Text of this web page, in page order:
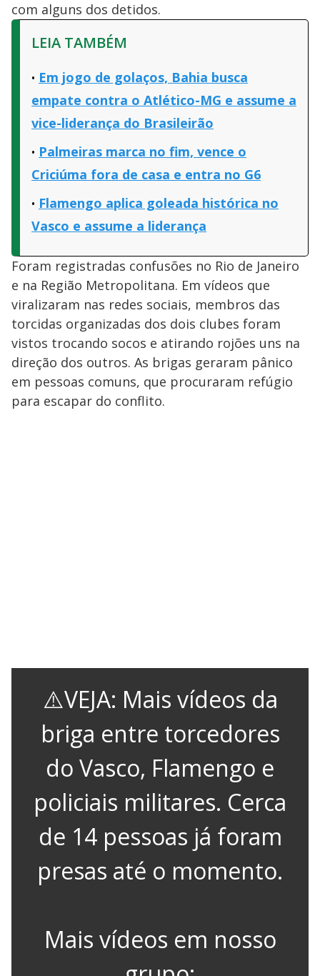
com alguns dos detidos.
LEIA TAMBÉM
Em jogo de golaços, Bahia busca
empate contra o Atlético-MG e assume a
vice-liderança do Brasileirão
Palmeiras marca no fim, vence o
Criciúma fora de casa e entra no G6
Flamengo aplica goleada histórica no
Vasco e assume a liderança
Foram registradas confusões no Rio de Janeiro
e na Região Metropolitana. Em vídeos que
viralizaram nas redes sociais, membros das
torcidas organizadas dos dois clubes foram
vistos trocando socos e atirando rojões uns na
direção dos outros. As brigas geraram pânico
em pessoas comuns, que procuraram refúgio
para escapar do conflito.
⚠️VEJA: Mais vídeos da
briga entre torcedores
do Vasco, Flamengo e
policiais militares. Cerca
de 14 pessoas já foram
presas até o momento.
Mais vídeos em nosso